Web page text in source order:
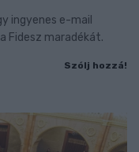
ingyenes e-mail
Fidesz maradékát.
Szólj hozzá!